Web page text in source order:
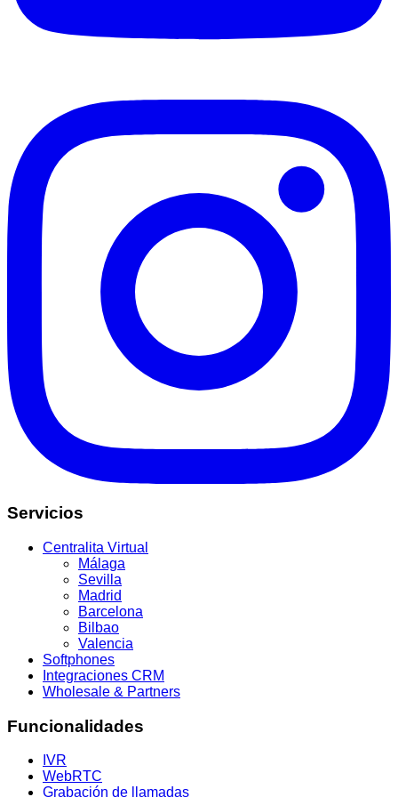
Servicios
Centralita Virtual
Málaga
Sevilla
Madrid
Barcelona
Bilbao
Valencia
Softphones
Integraciones CRM
Wholesale & Partners
Funcionalidades
IVR
WebRTC
Grabación de llamadas